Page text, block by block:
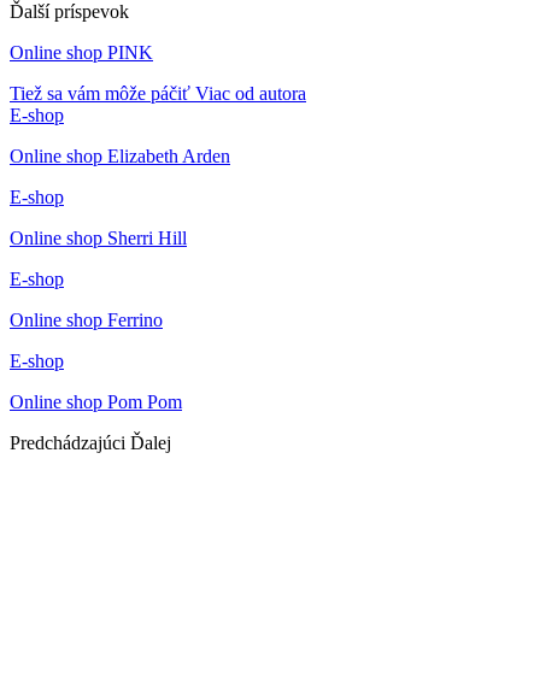
Ďalší príspevok
Online shop PINK
Tiež sa vám môže páčiť Viac od autora
E-shop
Online shop Elizabeth Arden
E-shop
Online shop Sherri Hill
E-shop
Online shop Ferrino
E-shop
Online shop Pom Pom
Predchádzajúci Ďalej